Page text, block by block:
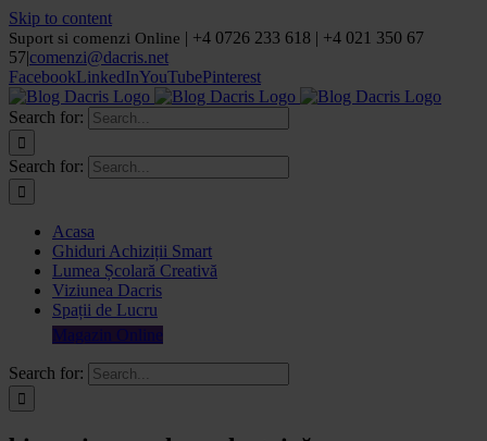
Skip to content
Suport si comenzi Online | +4 0726 233 618 | +4 021 350 67
57|comenzi@dacris.net
FacebookLinkedInYouTubePinterest
Search for:
Search for:
Acasa
Ghiduri Achiziții Smart
Lumea Școlară Creativă
Viziunea Dacris
Spații de Lucru
Magazin Online
Search for: